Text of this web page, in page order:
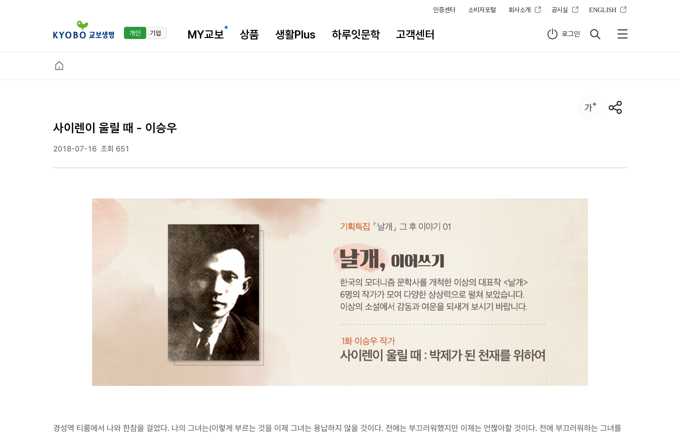
인증센터 소비자포털 회사소개 공시실 ENGLISH
개인 기업 MY교보 상품 생활Plus 하루잇문학 고객센터 로그인
사이렌이 울릴 때 - 이승우
2018-07-16 조회 651
경성역 티룸에서 나와 한참을 걸었다. 나의 그녀는(이렇게 부르는 것을 이제 그녀는 용납하지 않을 것이다. 전에는 부끄러워했지만 이제는 언짢아할 것이다. 전에 부끄러워하는 그녀를